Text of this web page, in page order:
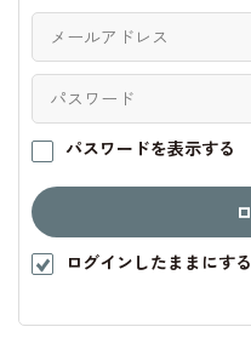
パスワードを表示する
ログインしたままにする